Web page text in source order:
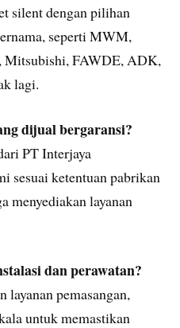
silent dengan pilihan
seperti MWM,
FAWDE, ADK,
lagi.
dijual bergaransi?
PT Interjaya
sesuai ketentuan pabrikan
menyediakan layanan
dan perawatan?
layanan pemasangan,
untuk memastikan